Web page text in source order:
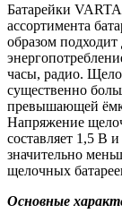
Батарейки
ассортимента
образом
часы, радио.
существенно
превышающей
Напряжение
составляет 1,5 В
значительно
щелочных
Основные